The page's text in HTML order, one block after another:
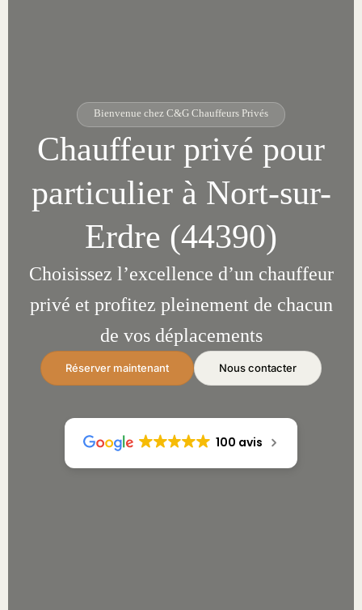
Bienvenue chez C&G Chauffeurs Privés
Chauffeur privé pour
particulier à Nort-sur-
Erdre (44390)
Choisissez l’excellence d’un chauffeur
privé et profitez pleinement de chacun
de vos déplacements
Réserver maintenant Nous contacter
100 avis